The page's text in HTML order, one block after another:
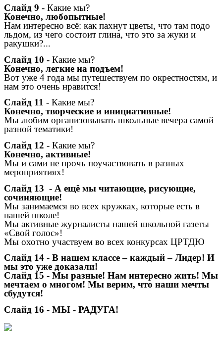
Слайд 9 - Какие мы?
Конечно, любопытные!
Нам интересно всё: как пахнут цветы, что там подо
льдом, из чего состоит глина, что это за жуки и
ракушки?...
Слайд 10 - Какие мы?
Конечно, легкие на подъем!
Вот уже 4 года мы путешествуем по окрестностям, и
нам это очень нравится!
Слайд 11 - Какие мы?
Конечно, творческие и инициативные!
Мы любим организовывать школьные вечера самой
разной тематики!
Слайд 12 - Какие мы?
Конечно, активные!
Мы и сами не прочь поучаствовать в разных
мероприятиях!
Слайд 13 - А ещё мы читающие, рисующие,
сочиняющие!
Мы занимаемся во всех кружках, которые есть в
нашей школе!
Мы активные журналисты нашей школьной газеты
«Свой голос»!
Мы охотно участвуем во всех конкурсах ЦРТДЮ
Слайд 14 - В нашем классе – каждый – Лидер! И
мы это уже доказали!
Слайд 15 - Мы разные! Нам интересно жить! Мы
мечтаем о многом! Мы верим, что наши мечты
сбудутся!
Слайд 16 - МЫ - РАДУГА!